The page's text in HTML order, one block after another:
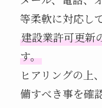
等柔軟に対応し
建設業許可更新
す。
ヒアリングの上
備すべき事を確